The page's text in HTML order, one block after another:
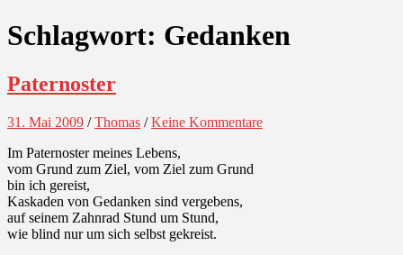
Schlagwort: Gedanken
Paternoster
31. Mai 2009 /Thomas /Keine Kommentare
Im Paternoster meines Lebens,
vom Grund zum Ziel, vom Ziel zum Grund
bin ich gereist,
Kaskaden von Gedanken sind vergebens,
auf seinem Zahnrad Stund um Stund,
wie blind nur um sich selbst gekreist.